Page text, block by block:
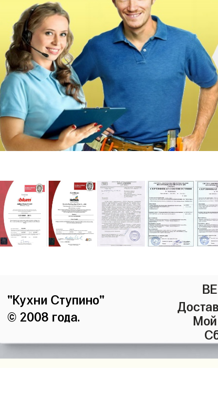
"Кухни Ступино"
© 2008 года.